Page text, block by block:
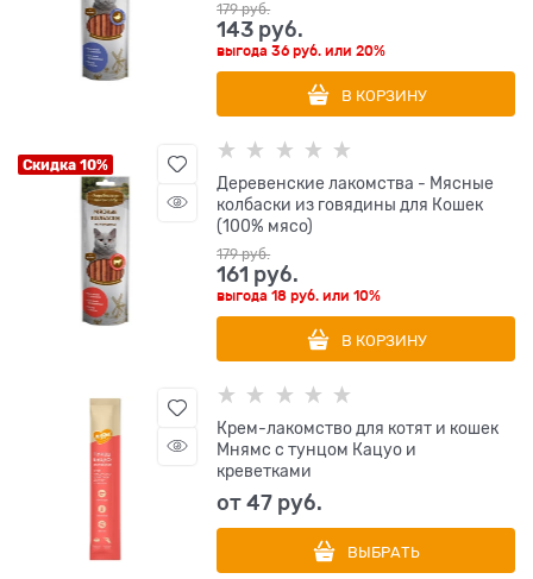
179 руб.
143 руб.
выгода36 руб. или20%
В КОРЗИНУ
Скидка 10%
Деревенские лакомства - Мясные
колбаски из говядины для Кошек
(100% мясо)
179 руб.
161 руб.
выгода18 руб. или10%
В КОРЗИНУ
Крем-лакомство для котят и кошек
Мнямс с тунцом Кацуо и
креветками
от47 руб.
ВЫБРАТЬ